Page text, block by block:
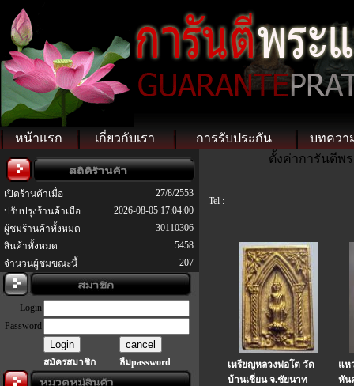
หน้าแรก เกี่ยวกับเรา การรับประกัน บทควา
เปิดร้านค้าเมื่อ
27/8/2553
ปรับปรุงร้านค้าเมื่อ
2026-08-05 17:04:00
ผู้ชมร้านค้าทั้งหมด
30110306
สินค้าทั้งหมด
5458
จำนวนผู้ชมขณะนี้
207
Login
Password
สมัครสมาชิก ลืมpassword
ตั้งค่าการันตีพร
Tel :
เหรียญหลวงพ่อโต วัด
บ้านเชี่ยน จ.ชัยนาท
แห
หัน